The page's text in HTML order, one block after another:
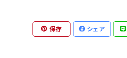
保存 シェア